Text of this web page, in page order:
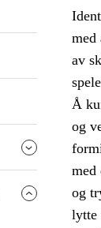
med
av
Å
og
med
og
lytte